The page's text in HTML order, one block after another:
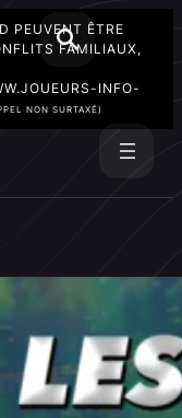
PEUVENT ÊTRE
FAMILIAUX,
INFO-
NON SURTAXÉ)